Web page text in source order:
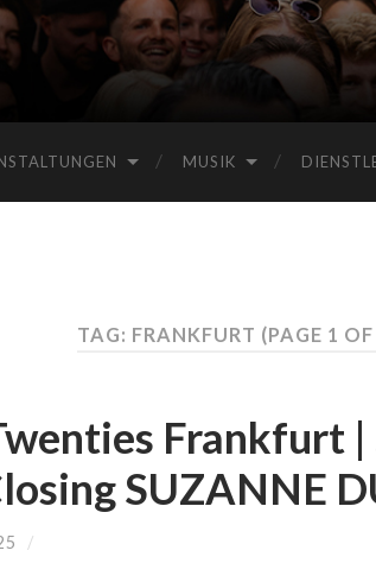
MUSIK
TAG: FRANKFURT (PAGE 1
Frankfurt
SUZANNE
/